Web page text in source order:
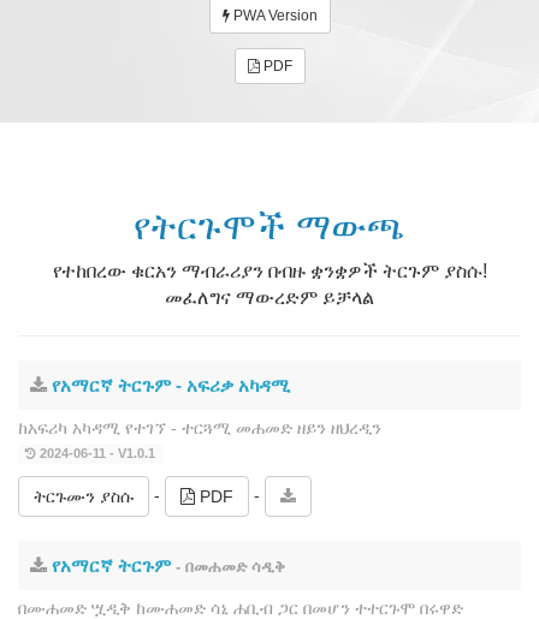
PWA Version
PDF
የትርጉሞች ማውጫ
የተከበረው ቁርአን ማብራሪያን በብዙ ቋንቋዎች ትርጉም ያስሱ!
መፈለግና ማውረድም ይቻላል
የአማርኛ ትርጉም ‐ አፍሪቃ አካዳሚ
ከአፍሪካ አካዳሚ የተገኘ ‐ ተርጓሚ መሐመድ ዘይን ዘህረዲን
2024-06-11 - V1.0.1
ትርጉሙን ያስሱ - PDF -
የአማርኛ ትርጉም- በመሐመድ ሳዲቅ
በሙሐመድ ሧዲቅ ከሙሐመድ ሳኒ ሐቢብ ጋር በመሆን ተተርጉሞ በሩዋድ